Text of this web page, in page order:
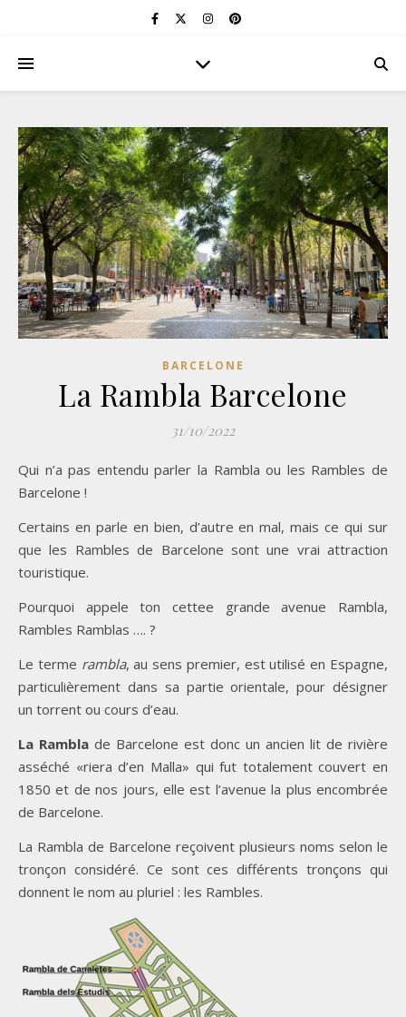
BARCELONE
La Rambla Barcelone
31/10/2022
Qui n’a pas entendu parler la Rambla ou les Rambles de
Barcelone !
Certains en parle en bien, d’autre en mal, mais ce qui sur
que les Rambles de Barcelone sont une vrai attraction
touristique.
Pourquoi appele ton cettee grande avenue Rambla,
Rambles Ramblas …. ?
Le terme rambla, au sens premier, est utilisé en Espagne,
particulièrement dans sa partie orientale, pour désigner
un torrent ou cours d’eau.
La Rambla de Barcelone est donc un ancien lit de rivière
asséché «riera d’en Malla» qui fut totalement couvert en
1850 et de nos jours, elle est l’avenue la plus encombrée
de Barcelone.
La Rambla de Barcelone reçoivent plusieurs noms selon le
tronçon considéré. Ce sont ces différents tronçons qui
donnent le nom au pluriel : les Rambles.